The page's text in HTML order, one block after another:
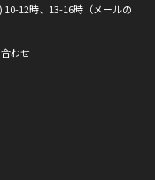
10-12時、13-16時（メールの
わせ